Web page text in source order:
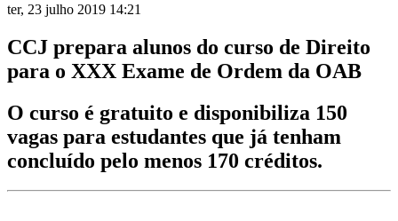
ter, 23 julho 2019 14:21
CCJ prepara alunos do curso de Direito
para o XXX Exame de Ordem da OAB
O curso é gratuito e disponibiliza 150
vagas para estudantes que já tenham
concluído pelo menos 170 créditos.